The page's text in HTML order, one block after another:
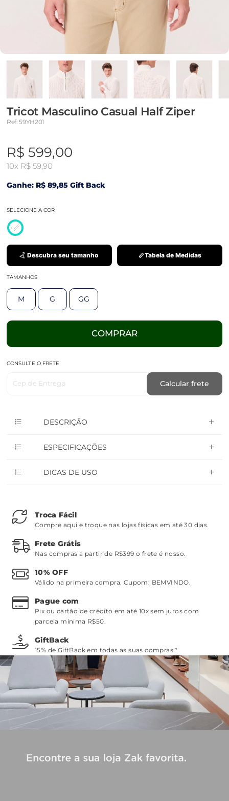
Tricot Masculino Casual Half Ziper
Ref: 59YH201
R$ 599,00
10x R$ 59,90
Ganhe: R$ 89,85 Gift Back
SELECIONE A COR
Descubra seu tamanho Tabela de Medidas
TAMANHOS
M G GG
COMPRAR
CONSULTE O FRETE
Cep de Entrega Calcular frete
DESCRIÇÃO
ESPECIFICAÇÕES
DICAS DE USO
Troca Fácil
Compre aqui e troque nas lojas físicas em até 30 dias.
Frete Grátis
Nas compras a partir de R$399 o frete é nosso.
10% OFF
Válido na primeira compra. Cupom: BEMVINDO.
Pague com
Pix ou cartão de crédito em até 10x sem juros com
parcela mínima R$50.
GiftBack
15% de GiftBack em todas as suas compras.*